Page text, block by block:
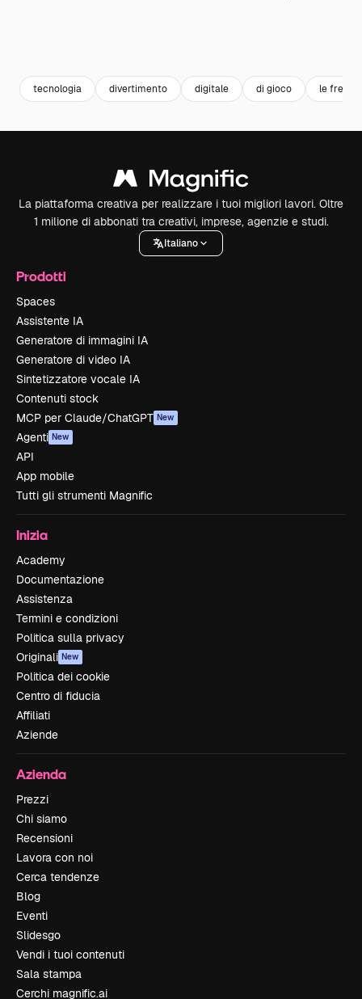
tecnologia divertimento digitale di gioco le frecce
La piattaforma creativa per realizzare i tuoi migliori lavori. Oltre
1 milione di abbonati tra creativi, imprese, agenzie e studi.
Italiano
Prodotti
Spaces
Assistente IA
Generatore di immagini IA
Generatore di video IA
Sintetizzatore vocale IA
Contenuti stock
MCP per Claude/ChatGPT New
Agenti New
API
App mobile
Tutti gli strumenti Magnific
Inizia
Academy
Documentazione
Assistenza
Termini e condizioni
Politica sulla privacy
Originali New
Politica dei cookie
Centro di fiducia
Affiliati
Aziende
Azienda
Prezzi
Chi siamo
Recensioni
Lavora con noi
Cerca tendenze
Blog
Eventi
Slidesgo
Vendi i tuoi contenuti
Sala stampa
Cerchi magnific.ai